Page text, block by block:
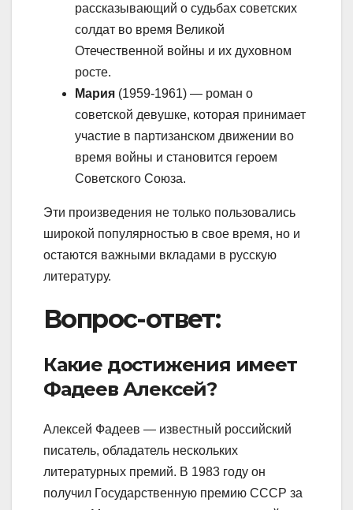
рассказывающий о судьбах советских
солдат во время Великой
Отечественной войны и их духовном
росте.
Мария (1959-1961) — роман о
советской девушке, которая принимает
участие в партизанском движении во
время войны и становится героем
Советского Союза.
Эти произведения не только пользовались
широкой популярностью в свое время, но и
остаются важными вкладами в русскую
литературу.
Вопрос-ответ:
Какие достижения имеет
Фадеев Алексей?
Алексей Фадеев — известный российский
писатель, обладатель нескольких
литературных премий. В 1983 году он
получил Государственную премию СССР за